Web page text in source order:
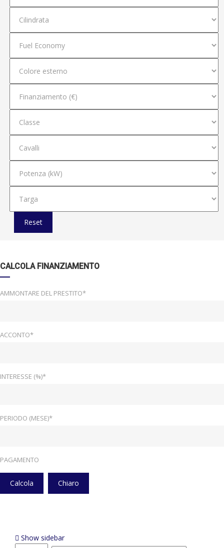
Reset
CALCOLA FINANZIAMENTO
AMMONTARE DEL PRESTITO*
ACCONTO*
INTERESSE (%)*
PERIODO (MESE)*
PAGAMENTO
Calcola Chiaro
Show sidebar